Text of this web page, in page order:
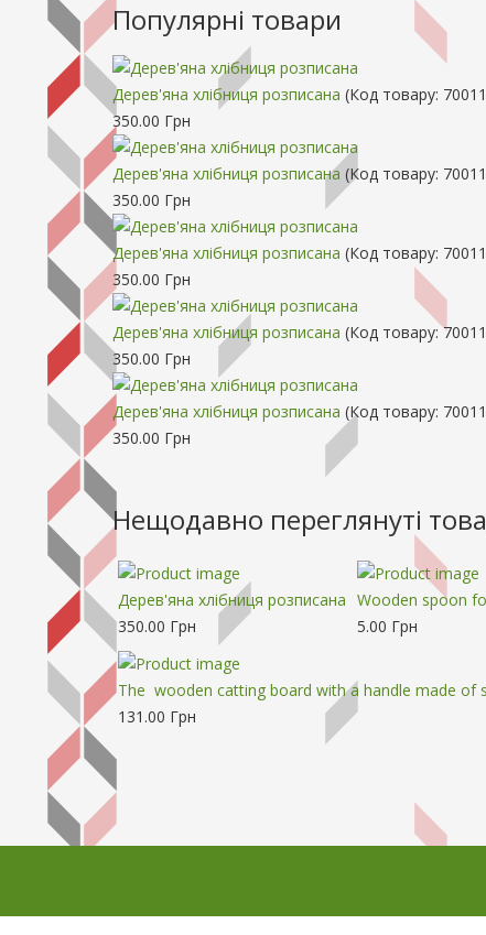
Популярні товари
Дерев'яна хлібниця розписана (Код товару:
350.00 Грн
Дерев'яна хлібниця розписана (Код товару:
350.00 Грн
Дерев'яна хлібниця розписана (Код товару:
350.00 Грн
Дерев'яна хлібниця розписана (Код товару:
350.00 Грн
Дерев'яна хлібниця розписана (Код товару:
350.00 Грн
Нещодавно переглянуті
Дерев'яна хлібниця розписана
350.00 Грн
Wooden spoon
5.00 Грн
The wooden catting board with a handle made of
131.00 Грн